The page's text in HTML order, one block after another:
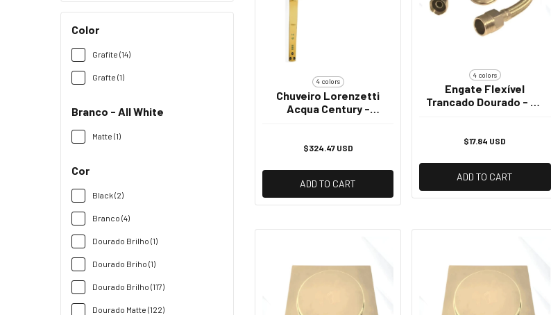
Color
Grafite (14)
Grafte (1)
Branco - All White
Matte (1)
Cor
Black (2)
Branco (4)
Dourado Brilho (1)
Dourado Briho (1)
Dourado Brilho (117)
Dourado Matte (122)
4 colors
Chuveiro Lorenzetti
Acqua Century -
$324.47 USD
ADD TO CART
4 colors
Engate Flexível
Trancado Dourado - 50
$17.84 USD
ADD TO CART